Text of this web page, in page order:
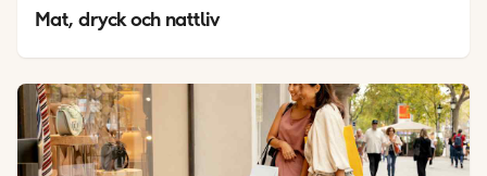
Mat, dryck och nattliv